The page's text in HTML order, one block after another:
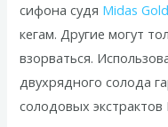
сифона судя Midas
кегам. Другие могут
взорваться.
двухрядного солода
солодовых экстрактов